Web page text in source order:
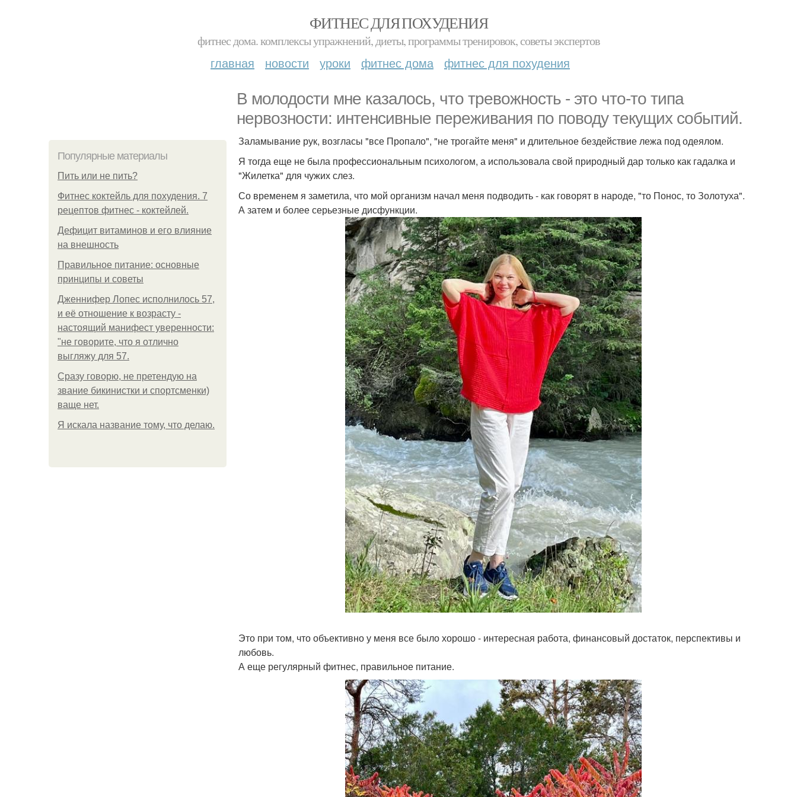
ФИТНЕС ДЛЯ ПОХУДЕНИЯ
фитнес дома. комплексы упражнений, диеты, программы тренировок, советы экспертов
главная новости уроки фитнес дома фитнес для похудения
В молодости мне казалось, что тревожность - это что-то типа
нервозности: интенсивные переживания по поводу текущих событий.
Популярные материалы
Пить или не пить?
Фитнес коктейль для похудения. 7
рецептов фитнес - коктейлей.
Дефицит витаминов и его влияние
на внешность
Правильное питание: основные
принципы и советы
Дженнифер Лопес исполнилось 57,
и её отношение к возрасту -
настоящий манифест уверенности:
"не говорите, что я отлично
выгляжу для 57.
Сразу говорю, не претендую на
звание бикинистки и спортсменки)
ваще нет.
Я искала название тому, что делаю.
Заламывание рук, возгласы "все Пропало", "не трогайте меня" и длительное бездействие лежа под одеялом.
Я тогда еще не была профессиональным психологом, а использовала свой природный дар только как гадалка и
"Жилетка" для чужих слез.
Со временем я заметила, что мой организм начал меня подводить - как говорят в народе, "то Понос, то Золотуха".
А затем и более серьезные дисфункции.
Это при том, что объективно у меня все было хорошо - интересная работа, финансовый достаток, перспективы и
любовь.
А еще регулярный фитнес, правильное питание.